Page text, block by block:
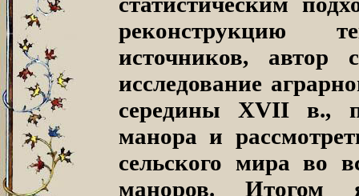
реконструкцию
источников, автор
исследование
середины XVII в.,
манора и
сельского мира во
маноров. Итогом